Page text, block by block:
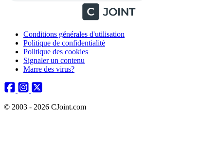
Conditions générales d'utilisation
Politique de confidentialité
Politique des cookies
Signaler un contenu
Marre des virus?
© 2003 - 2026 CJoint.com